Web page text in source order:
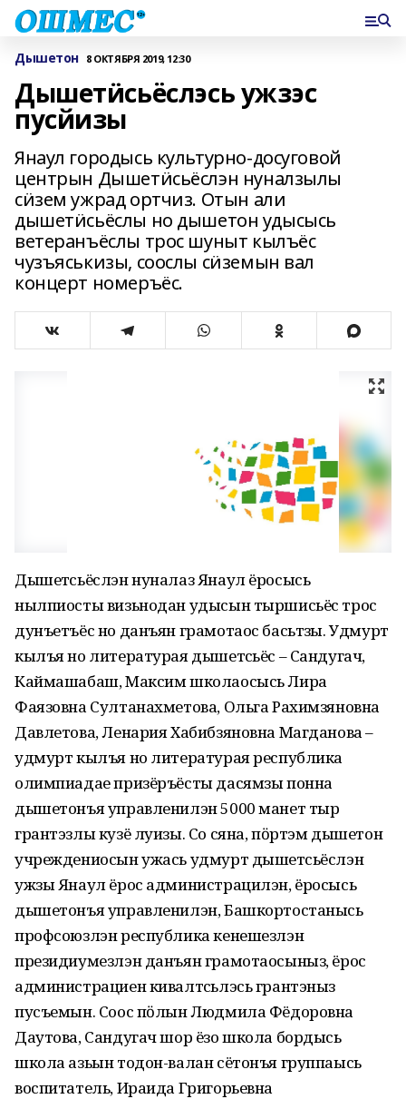
Дышетон 8 ОКТЯБРЯ 2019, 12:30
Дышетӥсьёслэсь ужзэс
пусйизы
Янаул городысь культурно-досуговой
центрын Дышетӥсьёслэн нуналзылы
сӥзем ужрад ортчиз. Отын али
дышетӥсьёслы но дышетон удысысь
ветеранъёслы трос шуныт кылъёс
чузъяськизы, соослы сӥземын вал
концерт номеръёс.
Дышетӥсьёслэн нуналаз Янаул ёросысь
нылпиосты визьнодан удысын тыршисьёс трос
дунъетъёс но данъян грамотаос басьтӥзы. Удмурт
кылъя но литературая дышетӥсьёс – Сандугач,
Каймашабаш, Максим школаосысь Лира
Фаязовна Султанахметова, Ольга Рахимзяновна
Давлетова, Ленария Хабибзяновна Магданова –
удмурт кылъя но литературая республика
олимпиадае призёръёсты дасямзы понна
дышетонъя управленилэн 5000 манет тыр
грантэзлы кузё луизы. Со сяна, пӧртэм дышетон
учреждениосын ужась удмурт дышетӥсьёслэн
ужзы Янаул ёрос администрацилэн, ёросысь
дышетонъя управленилэн, Башкортостанысь
профсоюзлэн республика кенешезлэн
президиумезлэн данъян грамотаосыныз, ёрос
администрациен кивалтӥсьлэсь грантэныз
пусъемын. Соос пӧлын Людмила Фёдоровна
Даутова, Сандугач шор ёзо школа бордысь
школа азьын тодон-валан сётонъя группаысь
воспитатель, Ираида Григорьевна